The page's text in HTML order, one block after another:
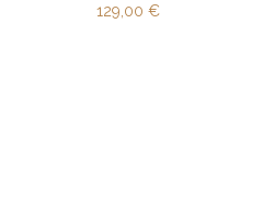
129,00 €